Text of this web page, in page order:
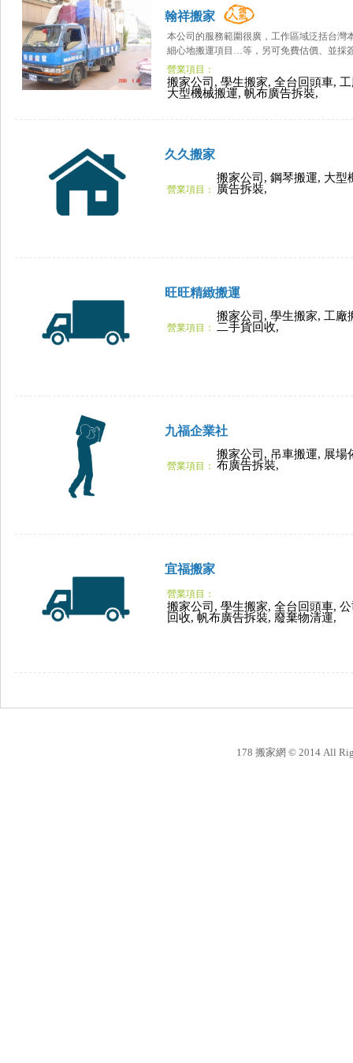
翰祥搬家
本公司的服務範圍很廣，工作區域泛括台灣
細心地搬運項目…等，另可免費估價、並採
營業項目：
搬家公司, 學生搬家, 全台回頭車,
大型機械搬運, 帆布廣告拆裝,
久久搬家
營業項目：
搬家公司, 鋼琴搬運, 大型
廣告拆裝,
旺旺精緻搬運
營業項目：
搬家公司, 學生搬家, 工廠
二手貨回收,
九福企業社
營業項目：
搬家公司, 吊車搬運, 展場
布廣告拆裝,
宜福搬家
營業項目：
搬家公司, 學生搬家, 全台回頭車,
回收, 帆布廣告拆裝, 廢棄物清運,
178 搬家網 © 2014 All